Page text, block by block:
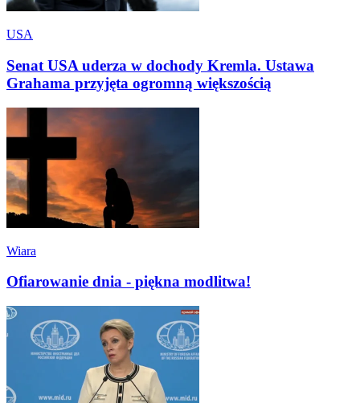
USA
Senat USA uderza w dochody Kremla. Ustawa
Grahama przyjęta ogromną większością
Wiara
Ofiarowanie dnia - piękna modlitwa!